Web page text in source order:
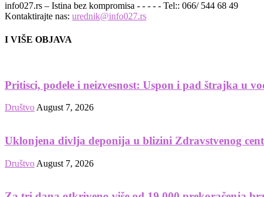
info027.rs – Istina bez kompromisa - - - - - Tel:: 066/ 544 68 49
Kontaktirajte nas: urednik@info027.rs
I VIŠE OBJAVA
Pritisci, podele i neizvesnost: Uspon i pad štrajka u
Društvo August 7, 2026
Uklonjena divlja deponija u blizini Zdravstvenog
Društvo August 7, 2026